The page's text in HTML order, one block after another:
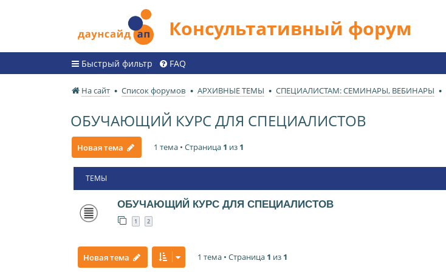
Консультативный форум
Быстрый фильтр FAQ
На сайт Список форумов АРХИВНЫЕ ТЕМЫ СПЕЦИАЛИСТАМ: СЕМИНАРЫ, ВЕБИНАРЫ
ОБУЧАЮЩИЙ КУРС ДЛЯ СПЕЦИАЛИСТОВ
Новая тема 1 тема • Страница 1 из 1
ТЕМЫ
ОБУЧАЮЩИЙ КУРС ДЛЯ СПЕЦИАЛИСТОВ
1 2
Новая тема 1 тема • Страница 1 из 1